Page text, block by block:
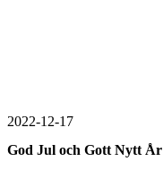
2022-12-17
God Jul och Gott Nytt År